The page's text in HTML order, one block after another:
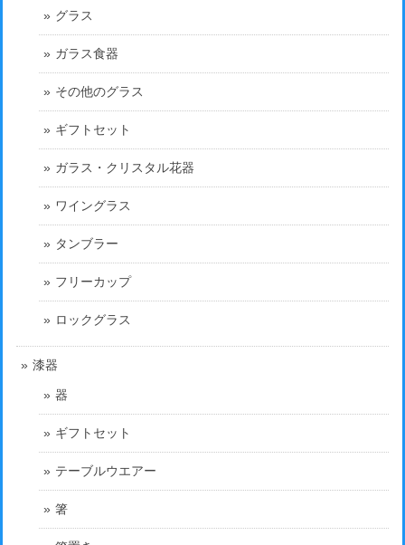
グラス
ガラス食器
その他のグラス
ギフトセット
ガラス・クリスタル花器
ワイングラス
タンブラー
フリーカップ
ロックグラス
漆器
器
ギフトセット
テーブルウエアー
箸